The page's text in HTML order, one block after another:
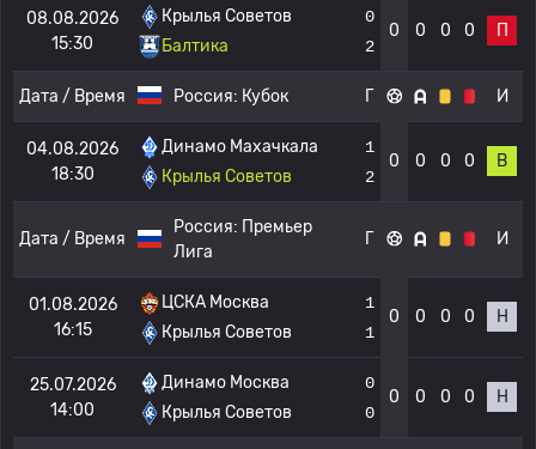
08.08.2026
15:30
Крылья Советов
Балтика
0
2
0 0 0 0 П
Дата / Время Россия: Кубок Г И
04.08.2026
18:30
Динамо Махачкала
Крылья Советов
1
2
0 0 0 0 В
Дата / Время
Россия: Премьер
Лига
Г И
01.08.2026
16:15
ЦСКА Москва
Крылья Советов
1
1
0 0 0 0 Н
25.07.2026
14:00
Динамо Москва
Крылья Советов
0
0
0 0 0 0 Н